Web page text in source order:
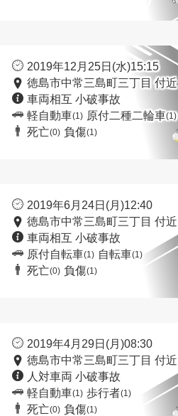
2019年12月25日(水)15:15
徳島市中常三島町三丁目 付近
車両相互 小破事故
軽自動車(1) 原付二種二輪車(1)
死亡(0) 負傷(1)
2019年6月24日(月)12:40
徳島市中常三島町三丁目 付近
車両相互 小破事故
原付自転車(1) 自転車(1)
死亡(0) 負傷(1)
2019年4月29日(月)08:30
徳島市中常三島町三丁目 付近
人対車両 小破事故
軽自動車(1) 歩行者(1)
死亡(0) 負傷(1)